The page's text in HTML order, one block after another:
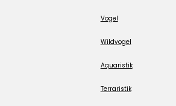
Vogel
Wildvogel
Aquaristik
Terraristik